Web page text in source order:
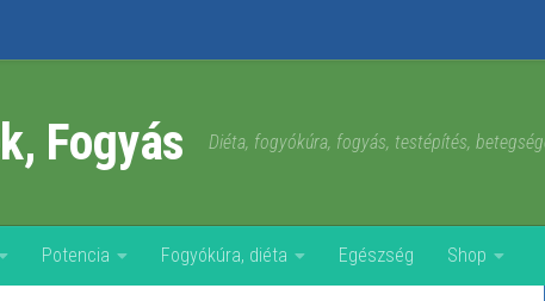
Fogyás Diéta, fogyókúra, fogyás, testépítés,
Potencia Fogyókúra, diéta Egészség
Shop